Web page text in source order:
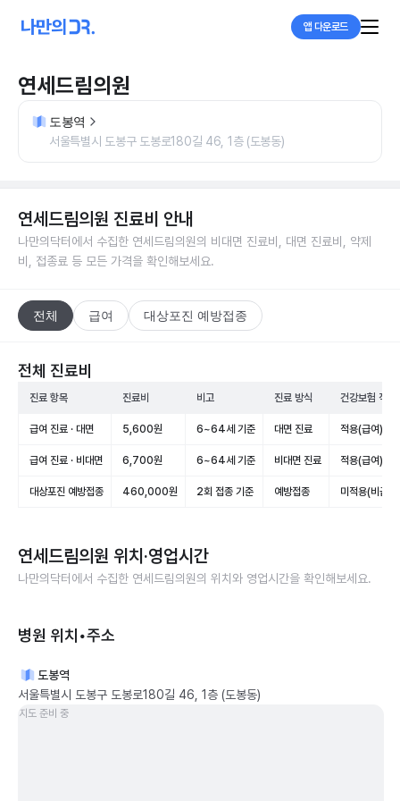
앱 다운로드
연세드림의원
도봉역
서울특별시 도봉구 도봉로180길 46, 1층 (도봉동)
연세드림의원 진료비 안내
나만의닥터에서 수집한 연세드림의원의 비대면 진료비, 대면 진료비, 약제
비, 접종료 등 모든 가격을 확인해보세요.
전체 급여 대상포진 예방접종
전체 진료비
진료 항목 진료비 비고 진료 방식 건강보험 적용
급여 진료 · 대면 5,600원 6~64세 기준 대면 진료 적용(급여)
급여 진료 · 비대면 6,700원 6~64세 기준 비대면 진료 적용(급여)
대상포진 예방접종 460,000원 2회 접종 기준 예방접종 미적용(비급여)
연세드림의원 위치·영업시간
나만의닥터에서 수집한 연세드림의원의 위치와 영업시간을 확인해보세요.
병원 위치•주소
도봉역
서울특별시 도봉구 도봉로180길 46, 1층 (도봉동)
지도 준비 중